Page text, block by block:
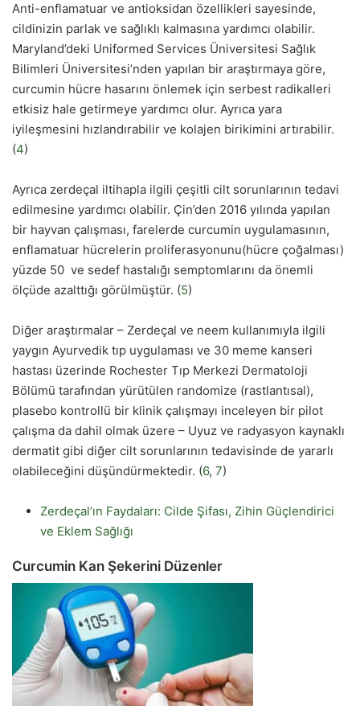
Anti-enflamatuar ve antioksidan özellikleri sayesinde,
cildinizin parlak ve sağlıklı kalmasına yardımcı olabilir.
Maryland’deki Uniformed Services Üniversitesi Sağlık
Bilimleri Üniversitesi’nden yapılan bir araştırmaya göre,
curcumin hücre hasarını önlemek için serbest radikalleri
etkisiz hale getirmeye yardımcı olur. Ayrıca yara
iyileşmesini hızlandırabilir ve kolajen birikimini artırabilir.
(4)
Ayrıca zerdeçal iltihapla ilgili çeşitli cilt sorunlarının tedavi
edilmesine yardımcı olabilir. Çin’den 2016 yılında yapılan
bir hayvan çalışması, farelerde curcumin uygulamasının,
enflamatuar hücrelerin proliferasyonunu(hücre çoğalması)
yüzde 50 ve sedef hastalığı semptomlarını da önemli
ölçüde azalttığı görülmüştür. (5)
Diğer araştırmalar – Zerdeçal ve neem kullanımıyla ilgili
yaygın Ayurvedik tıp uygulaması ve 30 meme kanseri
hastası üzerinde Rochester Tıp Merkezi Dermatoloji
Bölümü tarafından yürütülen randomize (rastlantısal),
plasebo kontrollü bir klinik çalışmayı inceleyen bir pilot
çalışma da dahil olmak üzere – Uyuz ve radyasyon kaynaklı
dermatit gibi diğer cilt sorunlarının tedavisinde de yararlı
olabileceğini düşündürmektedir. (6, 7)
Zerdeçal’ın Faydaları: Cilde Şifası, Zihin Güçlendirici
ve Eklem Sağlığı
Curcumin Kan Şekerini Düzenler